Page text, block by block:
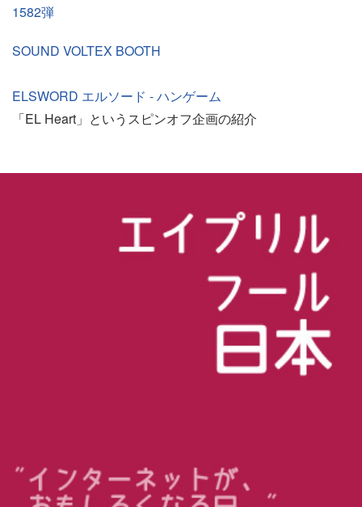
1582弾
SOUND VOLTEX BOOTH
ELSWORD エルソード - ハンゲーム
「EL Heart」というスピンオフ企画の紹介